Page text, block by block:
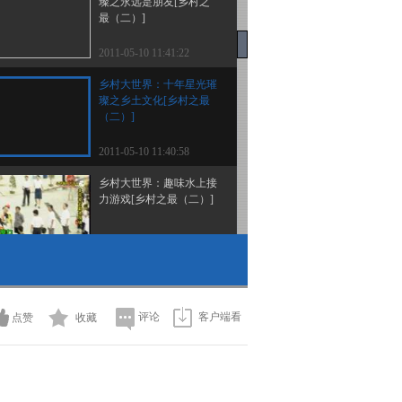
最（二）]
2011-05-10 11:41:22
乡村大世界：十年星光璀
璨之乡土文化[乡村之最
（二）]
2011-05-10 11:40:58
乡村大世界：趣味水上接
力游戏[乡村之最（二）]
2011-05-10 11:40:02
点赞 收藏 评论 客户端看